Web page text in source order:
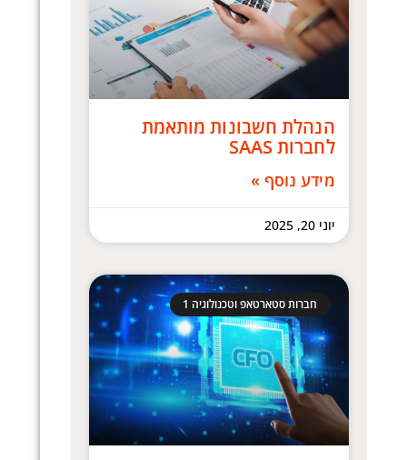
הנהלת חשבונות מותאמת
לחברות SAAS
מידע נוסף »
יוני 20, 2025
חברות סטארטאפ וטכנולוגיה 1